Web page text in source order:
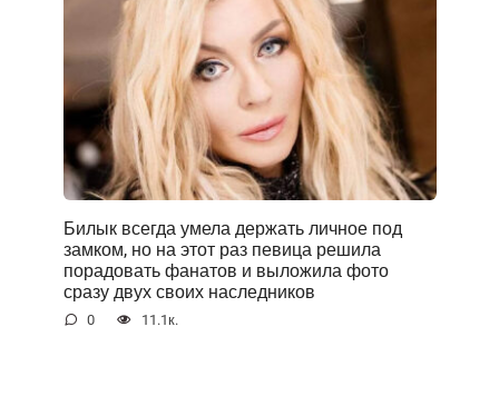
Билык всегда умела держать личное под
замком, но на этот раз певица решила
порадовать фанатов и выложила фото
сразу двух своих наследников
0 11.1к.